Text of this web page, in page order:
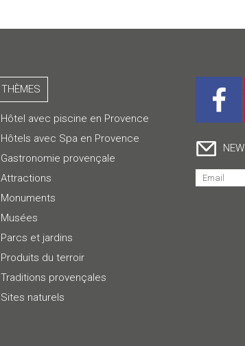
THÈMES
Hôtel avec piscine en Provence
Hôtels avec Spa en Provence
Gastronomie provençale
Attractions
Monuments
Musées
Parcs et jardins
Produits du terroir
Traditions provençales
Sites naturels